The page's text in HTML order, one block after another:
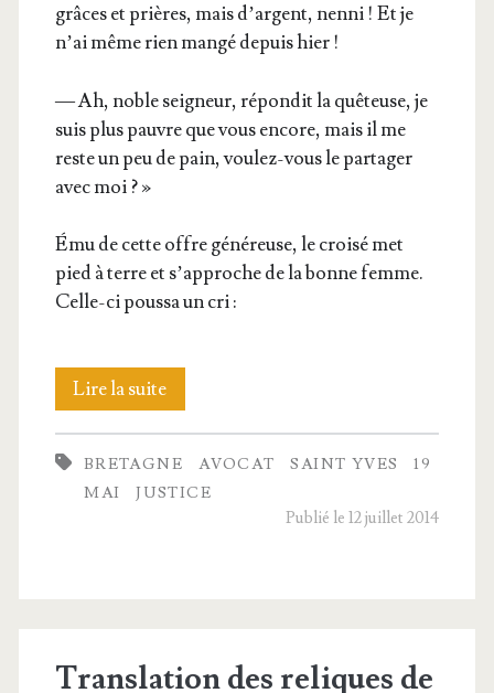
grâces et prières, mais d’argent, nen­ni ! Et je
n’ai même rien man­gé depuis hier !
— Ah, noble sei­gneur, répon­dit la quê­teuse, je
suis plus pauvre que vous encore, mais il me
reste un peu de pain, vou­lez-vous le par­ta­ger
avec moi ? »
Ému de cette offre géné­reuse, le croi­sé met
pied à terre et s’ap­proche de la bonne femme.
Celle-ci pous­sa un cri :
Lire la suiteLe
Bre­
ton
BRETAGNE AVOCAT SAINT YVES
19
MAI
JUSTICE
Publié le 12 juillet 2014
Translation des reliques de